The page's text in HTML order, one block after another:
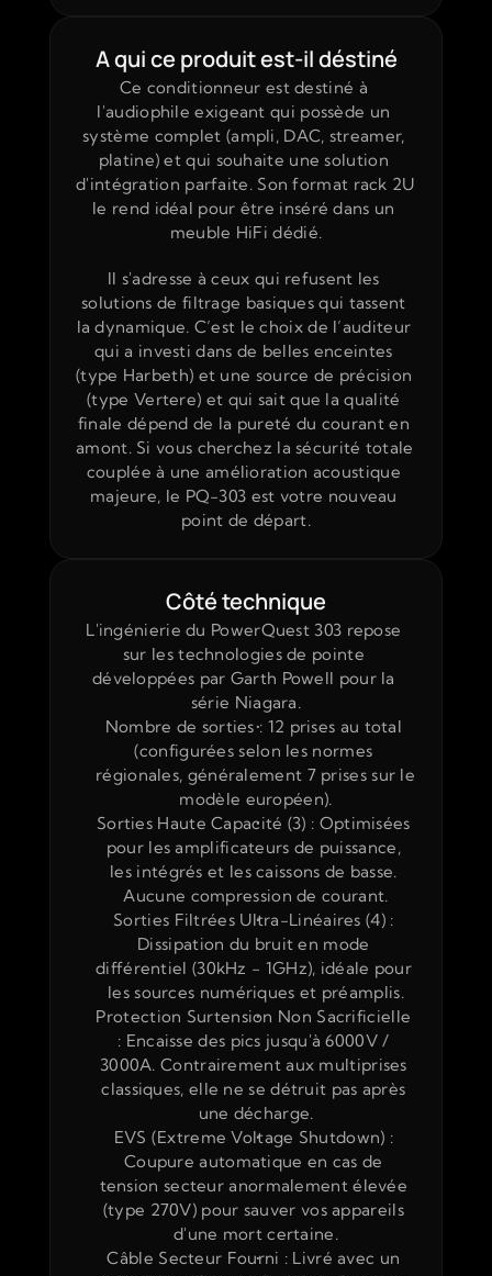
Ce conditionneur est destiné à
l'audiophile exigeant qui possède un
système complet (ampli, DAC, streamer,
platine) et qui souhaite une solution
d'intégration parfaite. Son format rack 2U
le rend idéal pour être inséré dans un
meuble HiFi dédié.
Il s'adresse à ceux qui refusent les
solutions de filtrage basiques qui tassent
la dynamique. C’est le choix de l’auditeur
qui a investi dans de belles enceintes
(type Harbeth) et une source de précision
(type Vertere) et qui sait que la qualité
finale dépend de la pureté du courant en
amont. Si vous cherchez la sécurité totale
couplée à une amélioration acoustique
majeure, le PQ-303 est votre nouveau
point de départ.
A qui ce produit est-il déstiné
L'ingénierie du PowerQuest 303 repose
sur les technologies de pointe
développées par Garth Powell pour la
série Niagara.
Nombre de sorties : 12 prises au total
(configurées selon les normes
régionales, généralement 7 prises sur le
modèle européen).
Sorties Haute Capacité (3) : Optimisées
pour les amplificateurs de puissance,
les intégrés et les caissons de basse.
Aucune compression de courant.
Sorties Filtrées Ultra-Linéaires (4) :
Dissipation du bruit en mode
différentiel (30kHz - 1GHz), idéale pour
les sources numériques et préamplis.
Protection Surtension Non Sacrificielle
: Encaisse des pics jusqu'à 6000V /
3000A. Contrairement aux multiprises
classiques, elle ne se détruit pas après
une décharge.
EVS (Extreme Voltage Shutdown) :
Coupure automatique en cas de
tension secteur anormalement élevée
(type 270V) pour sauver vos appareils
d'une mort certaine.
Câble Secteur Fourni : Livré avec un
Côté technique